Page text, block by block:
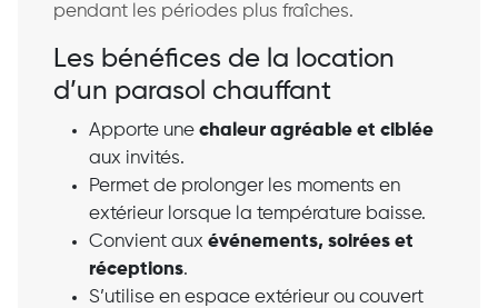
pendant les périodes plus fraîches.
Les bénéfices de la location
d’un parasol chauffant
Apporte une chaleur agréable et ciblée
aux invités.
Permet de prolonger les moments en
extérieur lorsque la température baisse.
Convient aux événements, soirées et
réceptions.
S’utilise en espace extérieur ou couvert